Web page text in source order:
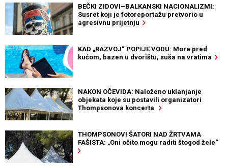
BEČKI ZIDOVI–BALKANSKI NACIONALIZMI:
Susret koji je fotoreportažu pretvorio u
agresivnu prijetnju
KAD „RAZVOJ“ POPIJE VODU: More pred
kućom, bazen u dvorištu, suša na vratima
NAKON OČEVIDA: Naloženo uklanjanje
objekata koje su postavili organizatori
Thompsonova koncerta
THOMPSONOVI ŠATORI NAD ŽRTVAMA
FAŠISTA: „Oni očito mogu raditi štogod žele“